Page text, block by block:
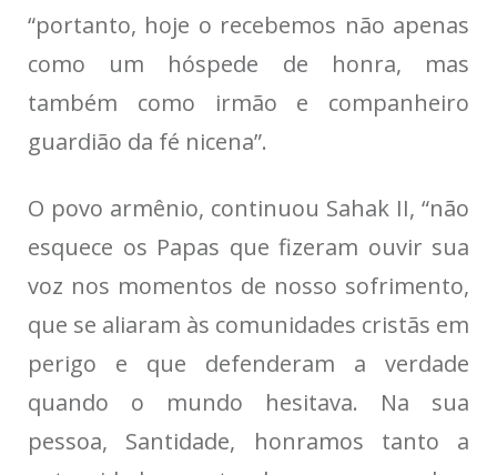
“portanto, hoje o recebemos não apenas
como um hóspede de honra, mas
também como irmão e companheiro
guardião da fé nicena”.
O povo armênio, continuou Sahak II, “não
esquece os Papas que fizeram ouvir sua
voz nos momentos de nosso sofrimento,
que se aliaram às comunidades cristãs em
perigo e que defenderam a verdade
quando o mundo hesitava. Na sua
pessoa, Santidade, honramos tanto a